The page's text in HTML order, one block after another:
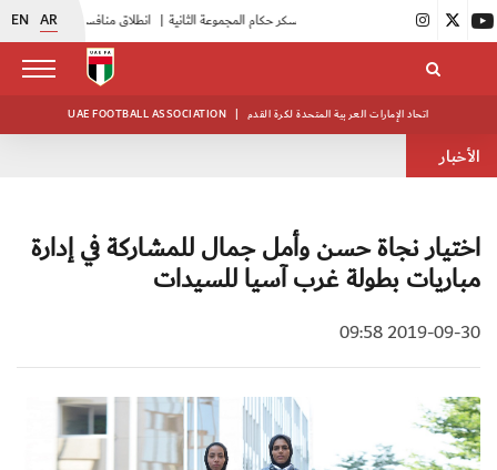
EN AR |
UAE FOOTBALL ASSOCIATION | اتحاد الإمارات العربية المتحدة لكرة القدم
الأخبار
اختيار نجاة حسن وأمل جمال للمشاركة في إدارة
مباريات بطولة غرب آسيا للسيدات
2019-09-30 09:58